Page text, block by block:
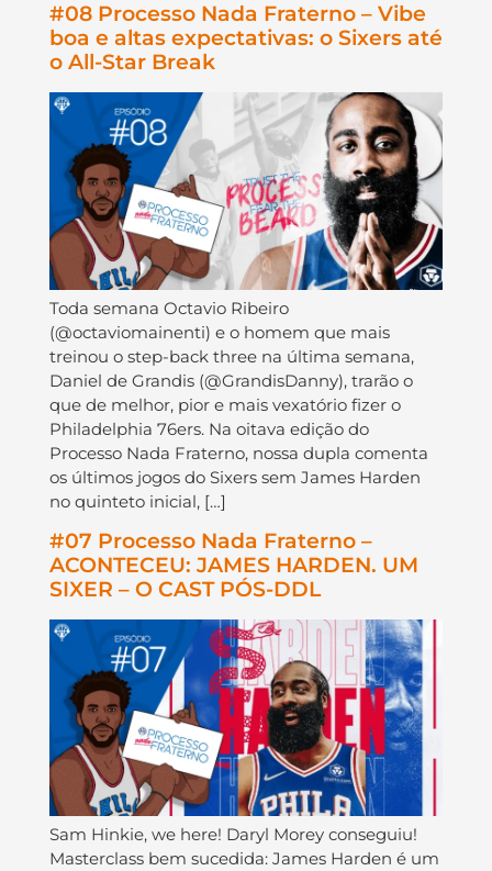
#08 Processo Nada Fraterno – Vibe
boa e altas expectativas: o Sixers até
o All-Star Break
Toda semana Octavio Ribeiro
(@octaviomainenti) e o homem que mais
treinou o step-back three na última semana,
Daniel de Grandis (@GrandisDanny), trarão o
que de melhor, pior e mais vexatório fizer o
Philadelphia 76ers. Na oitava edição do
Processo Nada Fraterno, nossa dupla comenta
os últimos jogos do Sixers sem James Harden
no quinteto inicial, […]
#07 Processo Nada Fraterno –
ACONTECEU: JAMES HARDEN. UM
SIXER – O CAST PÓS-DDL
Sam Hinkie, we here! Daryl Morey conseguiu!
Masterclass bem sucedida: James Harden é um